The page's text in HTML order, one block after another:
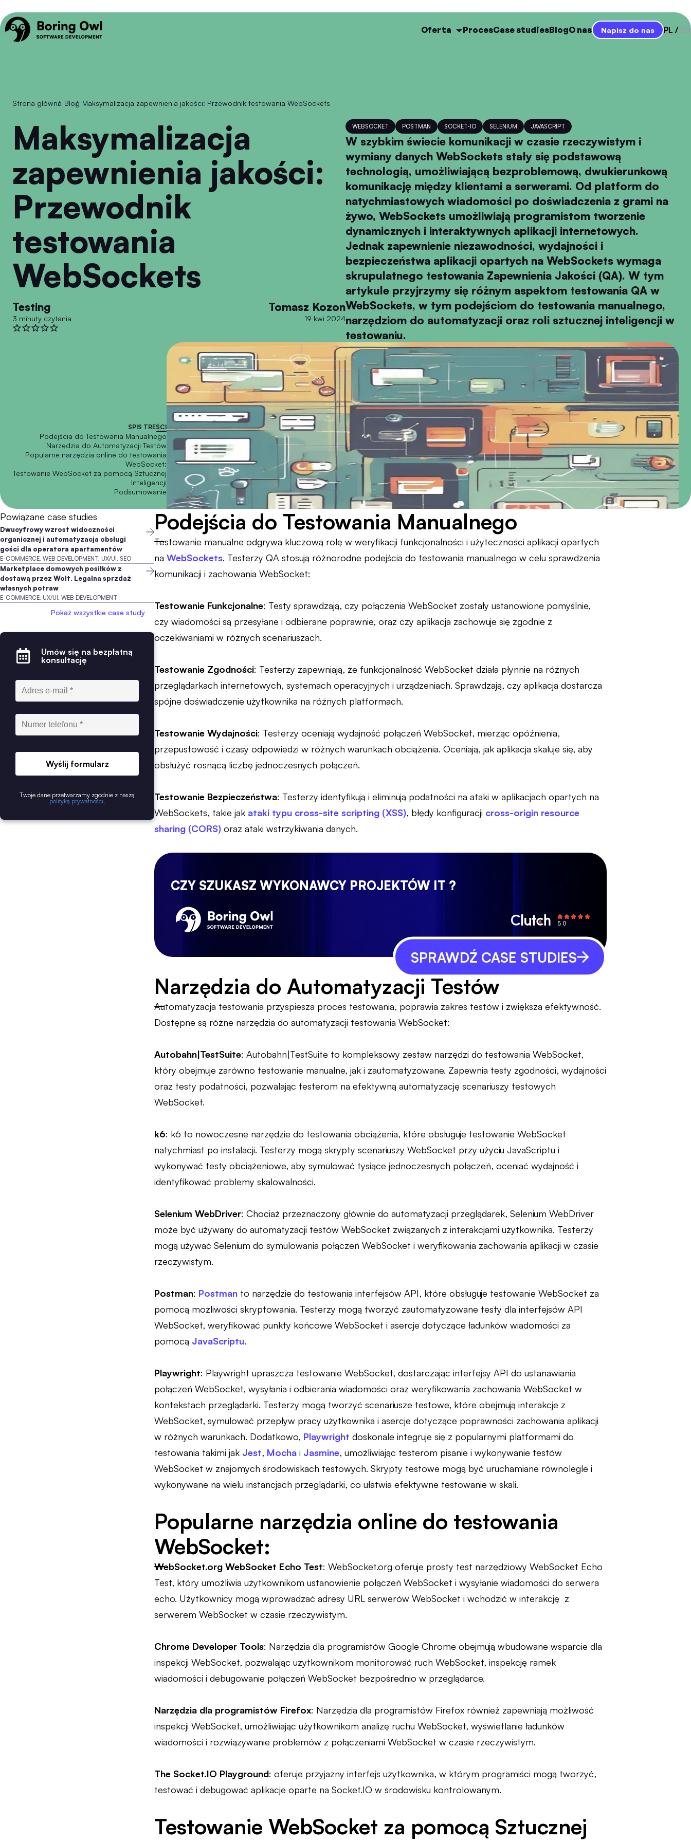
Oferta ProcesCase studiesBlogO nas Napisz do nas PL EN
Strona główna
/ Blog
/ Maksymalizacja zapewnienia jakości: Przewodnik testowania WebSockets
Maksymalizacja
zapewnienia jakości:
Przewodnik
testowania
WebSockets
Testing
3 minuty czytania
Tomasz Kozon
19 kwi 2024
WEBSOCKET POSTMAN SOCKET-IO SELENIUM JAVASCRIPT
W szybkim świecie komunikacji w czasie rzeczywistym i
wymiany danych WebSockets stały się podstawową
technologią, umożliwiającą bezproblemową, dwukierunkową
komunikację między klientami a serwerami. Od platform do
natychmiastowych wiadomości po doświadczenia z grami na
żywo, WebSockets umożliwiają programistom tworzenie
dynamicznych i interaktywnych aplikacji internetowych.
Jednak zapewnienie niezawodności, wydajności i
bezpieczeństwa aplikacji opartych na WebSockets wymaga
skrupulatnego testowania Zapewnienia Jakości (QA). W tym
artykule przyjrzymy się różnym aspektom testowania QA w
WebSockets, w tym podejściom do testowania manualnego,
narzędziom do automatyzacji oraz roli sztucznej inteligencji w
testowaniu.
SPIS TREŚCI
Podejścia do Testowania Manualnego
Narzędzia do Automatyzacji Testów
Popularne narzędzia online do testowania
WebSocket:
Testowanie WebSocket za pomocą Sztucznej
Inteligencji
Podsumowanie
Powiązane case studies
Dwucyfrowy wzrost widoczności
organicznej i automatyzacja obsługi
gości dla operatora apartamentów
E-COMMERCE, WEB DEVELOPMENT, UX/UI, SEO
Marketplace domowych posiłków z
dostawą przez Wolt. Legalna sprzdaż
własnych potraw
E-COMMERCE, UX/UI, WEB DEVELOPMENT
Pokaż wszystkie case study
Umów się na bezpłatną
konsultację
Wyślij formularz
Twoje dane przetwarzamy zgodnie z naszą
polityką prywatności
Podejścia do Testowania Manualnego
Testowanie manualne odgrywa kluczową rolę w weryfikacji funkcjonalności i użyteczności aplikacji opartych
na WebSockets. Testerzy QA stosują różnorodne podejścia do testowania manualnego w celu sprawdzenia
komunikacji i zachowania WebSocket:
Testowanie Funkcjonalne: Testy sprawdzają, czy połączenia WebSocket zostały ustanowione pomyślnie,
czy wiadomości są przesyłane i odbierane poprawnie, oraz czy aplikacja zachowuje się zgodnie z
oczekiwaniami w różnych scenariuszach.
Testowanie Zgodności: Testerzy zapewniają, że funkcjonalność WebSocket działa płynnie na różnych
przeglądarkach internetowych, systemach operacyjnych i urządzeniach. Sprawdzają, czy aplikacja dostarcza
spójne doświadczenie użytkownika na różnych platformach.
Testowanie Wydajności: Testerzy oceniają wydajność połączeń WebSocket, mierząc opóźnienia,
przepustowość i czasy odpowiedzi w różnych warunkach obciążenia. Oceniają, jak aplikacja skaluje się, aby
obsłużyć rosnącą liczbę jednoczesnych połączeń.
Testowanie Bezpieczeństwa: Testerzy identyfikują i eliminują podatności na ataki w aplikacjach opartych na
WebSockets, takie jak ataki typu cross-site scripting (XSS), błędy konfiguracji cross-origin resource
sharing (CORS) oraz ataki wstrzykiwania danych.
CZY SZUKASZ WYKONAWCY PROJEKTÓW IT ?
SPRAWDŹ CASE STUDIES
Narzędzia do Automatyzacji Testów
Automatyzacja testowania przyspiesza proces testowania, poprawia zakres testów i zwiększa efektywność.
Dostępne są różne narzędzia do automatyzacji testowania WebSocket:
Autobahn|TestSuite: Autobahn|TestSuite to kompleksowy zestaw narzędzi do testowania WebSocket,
który obejmuje zarówno testowanie manualne, jak i zautomatyzowane. Zapewnia testy zgodności, wydajności
oraz testy podatności, pozwalając testerom na efektywną automatyzację scenariuszy testowych
WebSocket.
k6: k6 to nowoczesne narzędzie do testowania obciążenia, które obsługuje testowanie WebSocket
natychmiast po instalacji. Testerzy mogą skrypty scenariuszy WebSocket przy użyciu JavaScriptu i
wykonywać testy obciążeniowe, aby symulować tysiące jednoczesnych połączeń, oceniać wydajność i
identyfikować problemy skalowalności.
Selenium WebDriver: Chociaż przeznaczony głównie do automatyzacji przeglądarek, Selenium WebDriver
może być używany do automatyzacji testów WebSocket związanych z interakcjami użytkownika. Testerzy
mogą używać Selenium do symulowania połączeń WebSocket i weryfikowania zachowania aplikacji w czasie
rzeczywistym.
Postman: Postman to narzędzie do testowania interfejsów API, które obsługuje testowanie WebSocket za
pomocą możliwości skryptowania. Testerzy mogą tworzyć zautomatyzowane testy dla interfejsów API
WebSocket, weryfikować punkty końcowe WebSocket i asercje dotyczące ładunków wiadomości za
pomocą JavaScriptu.
Playwright: Playwright upraszcza testowanie WebSocket, dostarczając interfejsy API do ustanawiania
połączeń WebSocket, wysyłania i odbierania wiadomości oraz weryfikowania zachowania WebSocket w
kontekstach przeglądarki. Testerzy mogą tworzyć scenariusze testowe, które obejmują interakcje z
WebSocket, symulować przepływ pracy użytkownika i asercje dotyczące poprawności zachowania aplikacji
w różnych warunkach. Dodatkowo, Playwright doskonale integruje się z popularnymi platformami do
testowania takimi jak Jest, Mocha i Jasmine, umożliwiając testerom pisanie i wykonywanie testów
WebSocket w znajomych środowiskach testowych. Skrypty testowe mogą być uruchamiane równolegle i
wykonywane na wielu instancjach przeglądarki, co ułatwia efektywne testowanie w skali.
Popularne narzędzia online do testowania
WebSocket:
WebSocket.org WebSocket Echo Test: WebSocket.org oferuje prosty test narzędziowy WebSocket Echo
Test, który umożliwia użytkownikom ustanowienie połączeń WebSocket i wysyłanie wiadomości do serwera
echo. Użytkownicy mogą wprowadzać adresy URL serwerów WebSocket i wchodzić w interakcję z
serwerem WebSocket w czasie rzeczywistym.
Chrome Developer Tools: Narzędzia dla programistów Google Chrome obejmują wbudowane wsparcie dla
inspekcji WebSocket, pozwalając użytkownikom monitorować ruch WebSocket, inspekcję ramek
wiadomości i debugowanie połączeń WebSocket bezpośrednio w przeglądarce.
Narzędzia dla programistów Firefox: Narzędzia dla programistów Firefox również zapewniają możliwość
inspekcji WebSocket, umożliwiając użytkownikom analizę ruchu WebSocket, wyświetlanie ładunków
wiadomości i rozwiązywanie problemów z połączeniami WebSocket w czasie rzeczywistym.
The Socket.IO Playground: oferuje przyjazny interfejs użytkownika, w którym programiści mogą tworzyć,
testować i debugować aplikacje oparte na Socket.IO w środowisku kontrolowanym.
Testowanie WebSocket za pomocą Sztucznej